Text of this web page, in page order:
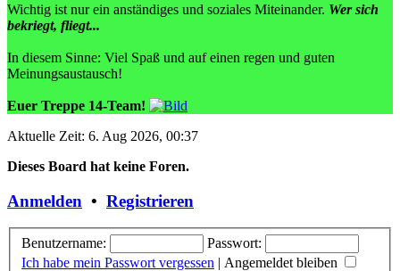
Wichtig ist nur ein anständiges und soziales Miteinander. Wer sich
bekriegt, fliegt...
In diesem Sinne: Viel Spaß und auf einen regen und guten
Meinungsaustausch!
Euer Treppe 14-Team!
Aktuelle Zeit: 6. Aug 2026, 00:37
Dieses Board hat keine Foren.
Anmelden • Registrieren
Benutzername:
Passwort:
Ich habe mein Passwort vergessen | Angemeldet bleiben